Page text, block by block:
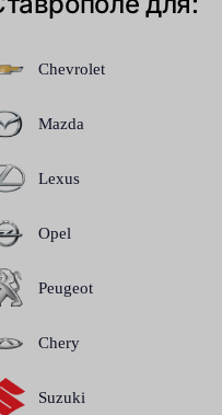
Chevrolet
Mazda
Lexus
Opel
Peugeot
Chery
Suzuki